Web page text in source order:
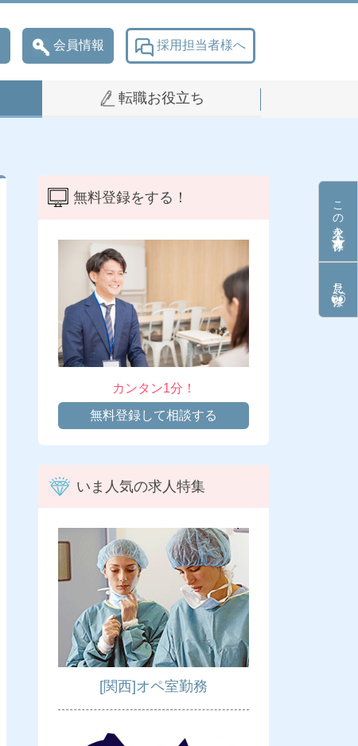
会員情報 採用担当者様へ
転職お役立ち
この求人を保存
見た条件
無料登録をする！
カンタン1分！
無料登録して相談する
いま人気の求人特集
[関西]オペ室勤務